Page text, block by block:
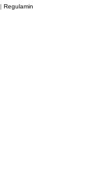
| Regulamin